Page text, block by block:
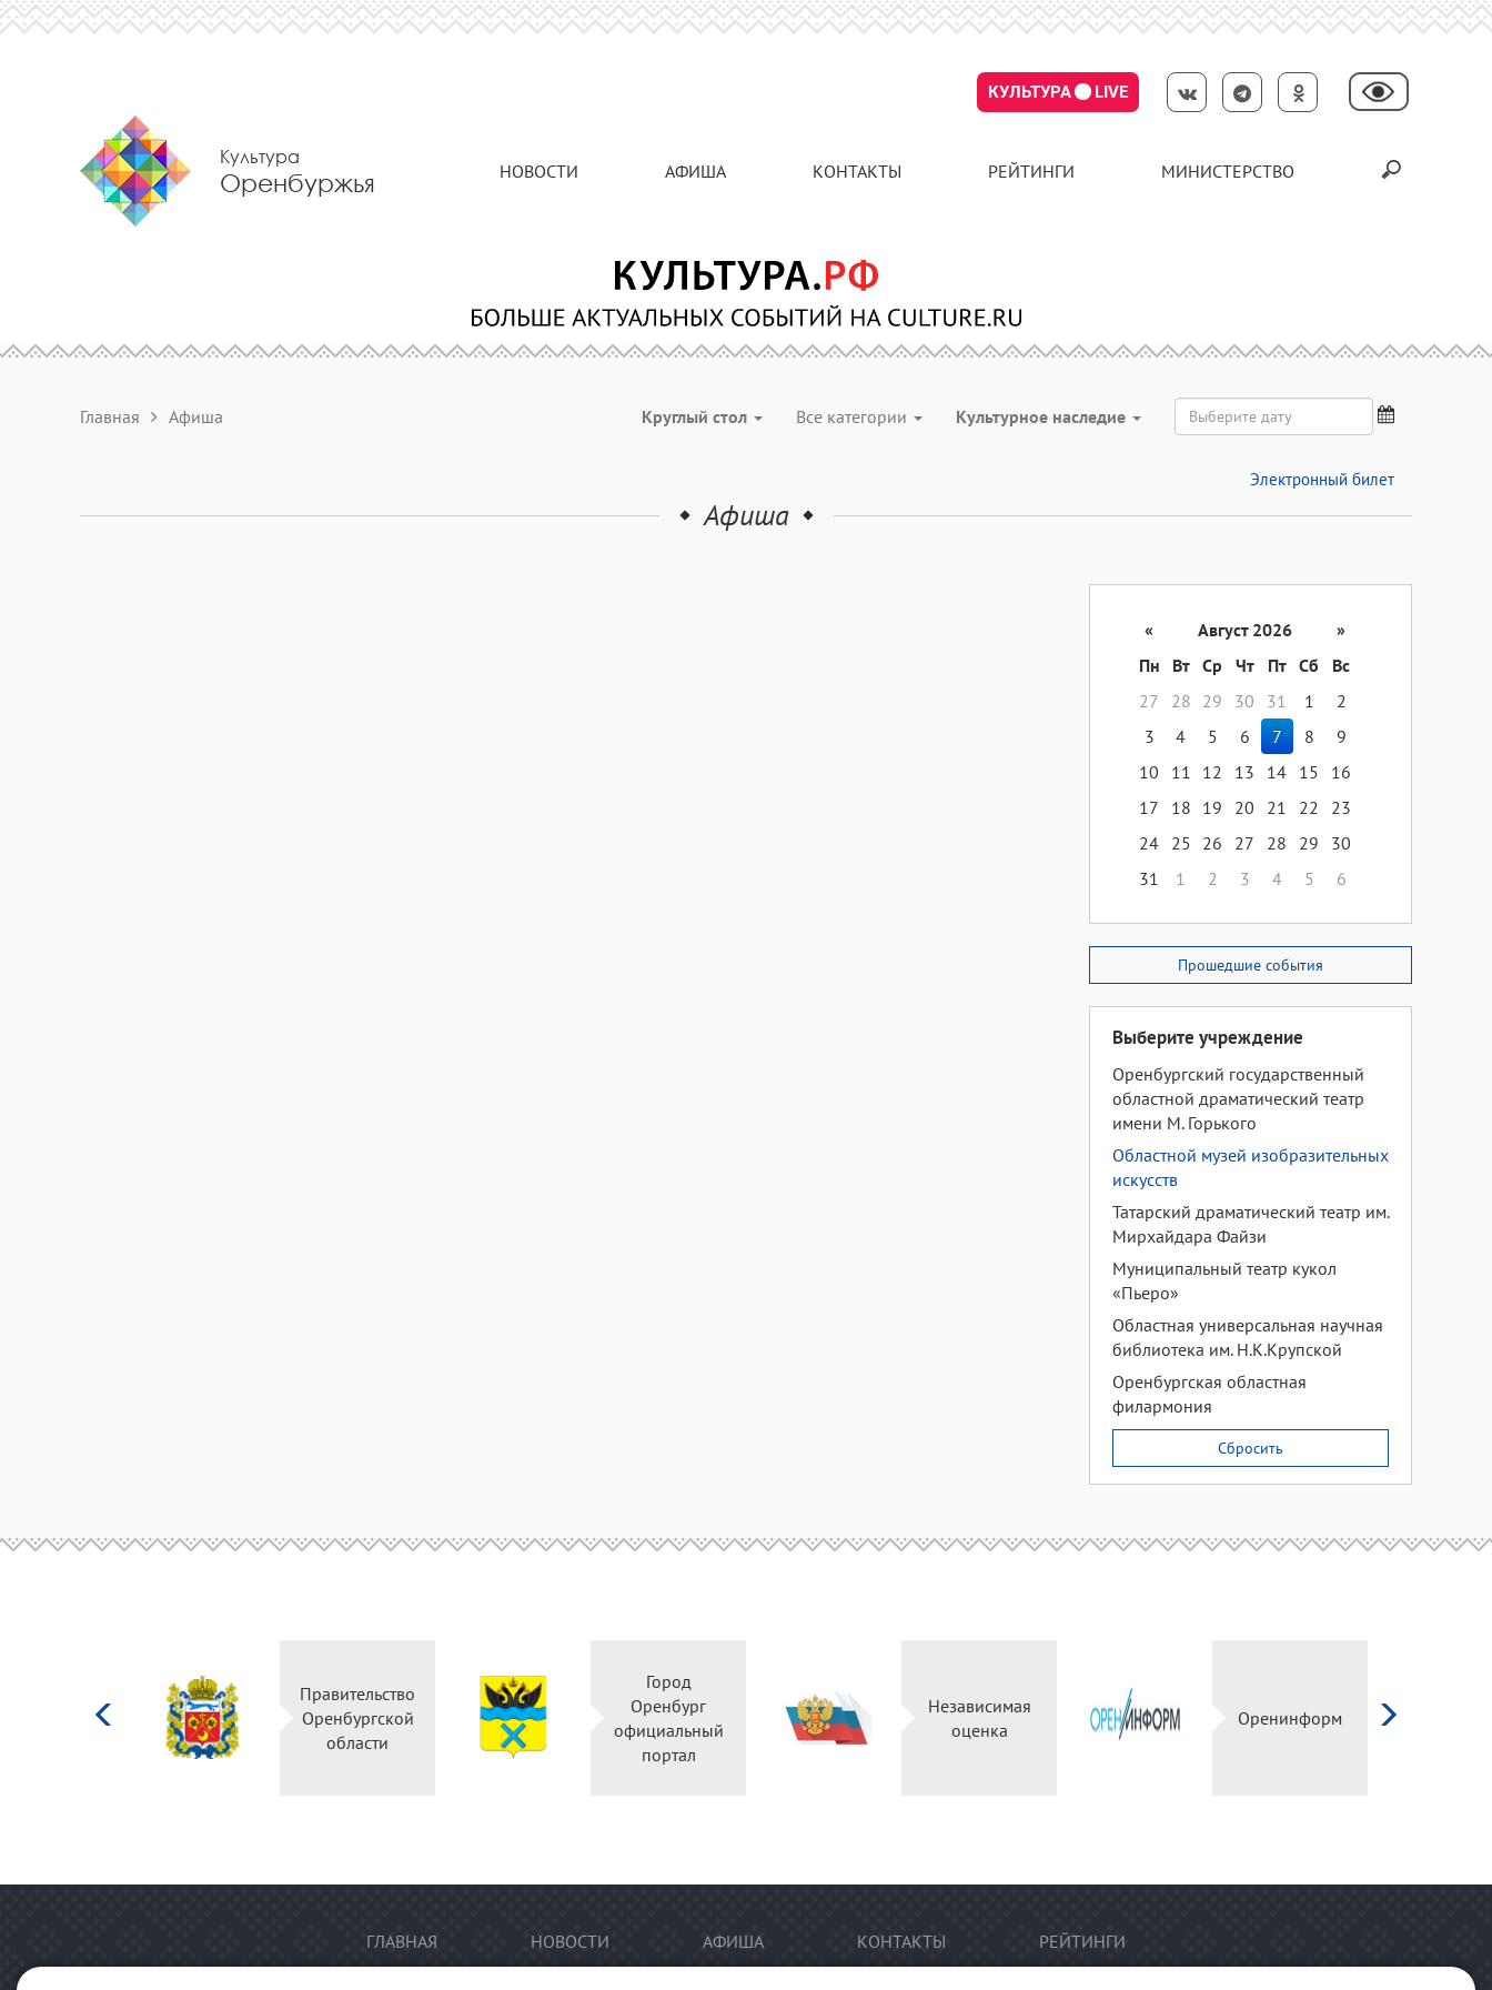
КУЛЬТУРА LIVE
Культура
Оренбуржья НОВОСТИ АФИША КОНТАКТЫ РЕЙТИНГИ МИНИСТЕРСТВО
Главная Афиша Круглый стол Все категории Культурное наследие
Электронный билет
Афиша
« Август 2026
»
Пн
Вт Ср Чт Пт Сб
Вс
27
28 29 30 31 1
2
3
4 5 6 7 8
9
10
11 12 13 14 15
16
17
18 19 20 21 22
23
24 25 26 27 28 29
30
31
1 2 3 4 5 6
Прошедшие события
Выберите учреждение
Оренбургский государственный
областной драматический театр
имени М. Горького
Областной музей изобразительных
искусств
Татарский драматический театр им.
Мирхайдара Файзи
Муниципальный театр кукол
«Пьеро»
Областная универсальная научная
библиотека им. Н.К.Крупской
Оренбургская областная
филармония
Сбросить
Правительство
Оренбургской
области
Город
Оренбург
официальный
портал
Независимая
оценка
Оренинформ
ГЛАВНАЯ НОВОСТИ АФИША КОНТАКТЫ РЕЙТИНГИ